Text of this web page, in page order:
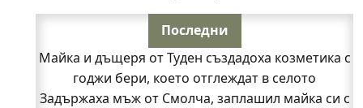
Последни
Майка и дъщеря от Туден създадоха козметика с
годжи бери, което отглеждат в селото
Задържаха мъж от Смолча, заплашил майка си с